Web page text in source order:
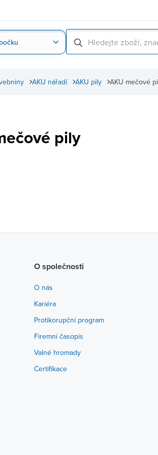
AKU mečové
AKU pily
AKU nářadí
pily
O společnosti
O nás
Kariéra
Protikorupční program
Firemní časopis
Valné hromady
Certifikace